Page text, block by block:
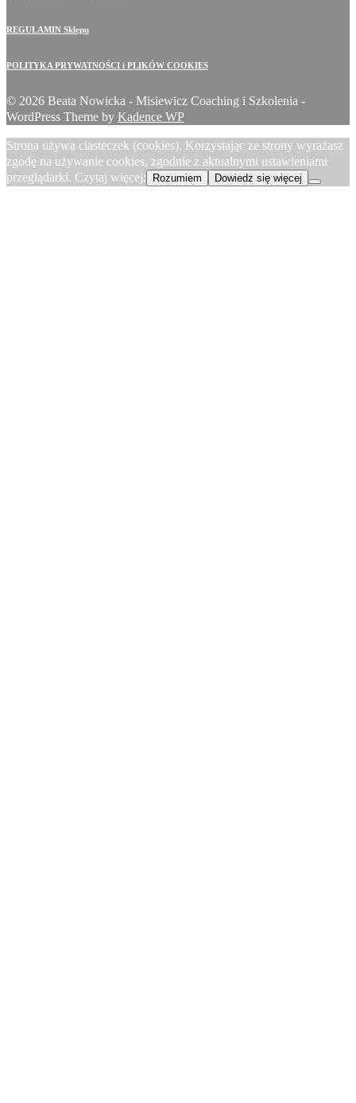
REGULAMIN Sklepu
POLITYKA PRYWATNOŚCI i PLIKÓW COOKIES
© 2026 Beata Nowicka - Misiewicz Coaching i Szkolenia -
WordPress Theme by Kadence WP
Strona używa ciasteczek (cookies). Korzystając ze strony wyrażasz
zgodę na używanie cookies, zgodnie z aktualnymi ustawieniami
przeglądarki. Czytaj więcej:
Rozumiem Dowiedz się więcej